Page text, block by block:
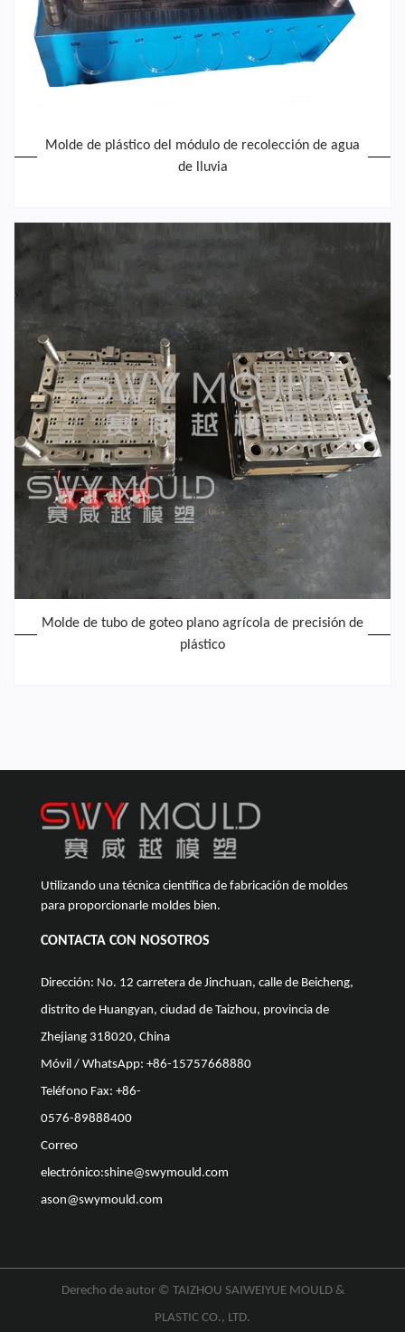
Molde de plástico del módulo de recolección de agua
de lluvia
Molde de tubo de goteo plano agrícola de precisión de
plástico
Utilizando una técnica científica de fabricación de moldes
para proporcionarle moldes bien.
CONTACTA CON NOSOTROS
Dirección: No. 12 carretera de Jinchuan, calle de Beicheng,
distrito de Huangyan, ciudad de Taizhou, provincia de
Zhejiang 318020, China
Móvil / WhatsApp: +86-15757668880
Teléfono Fax: +86-
0576-89888400
Correo
electrónico:shine@swymould.com
ason@swymould.com
Derecho de autor © TAIZHOU SAIWEIYUE MOULD &
PLASTIC CO., LTD.